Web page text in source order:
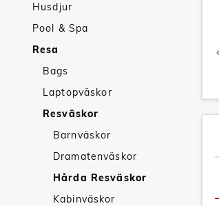
Husdjur
Pool & Spa
Resa
Bags
Laptopväskor
Resväskor
Barnväskor
Dramatenväskor
Hårda Resväskor
Kabinväskor